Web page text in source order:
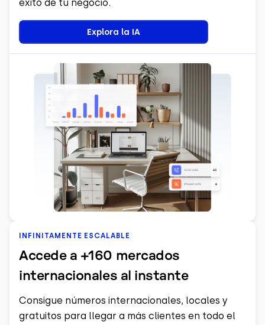
éxito de tu negocio.
Explora la IA
INFINITAMENTE ESCALABLE
Accede a +160 mercados
internacionales al instante
Consigue números internacionales, locales y
gratuitos para llegar a más clientes en todo el